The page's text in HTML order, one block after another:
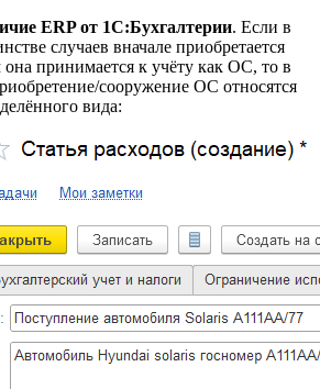
ERP от 1С:Бухгалтерии. Если в
случаев вначале приобретается
она принимается к учёту как ОС, то в
сооружение ОС относятся
вида: